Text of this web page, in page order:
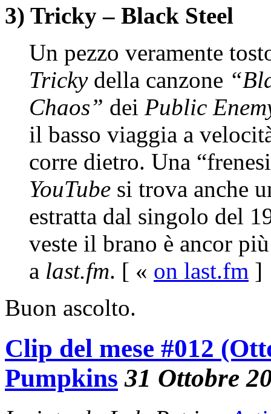
3) Tricky – Black Steel
Un pezzo veramente
Trickydella canzone
Chaos” dei Public
il basso viaggia a
corre dietro. Una
YouTube si trova anche
estratta dal singolo del
veste il brano è ancor
a last.fm. [ « on last.fm ]
Buon ascolto.
Clip del mese #012
Pumpkins 31 Ottobre